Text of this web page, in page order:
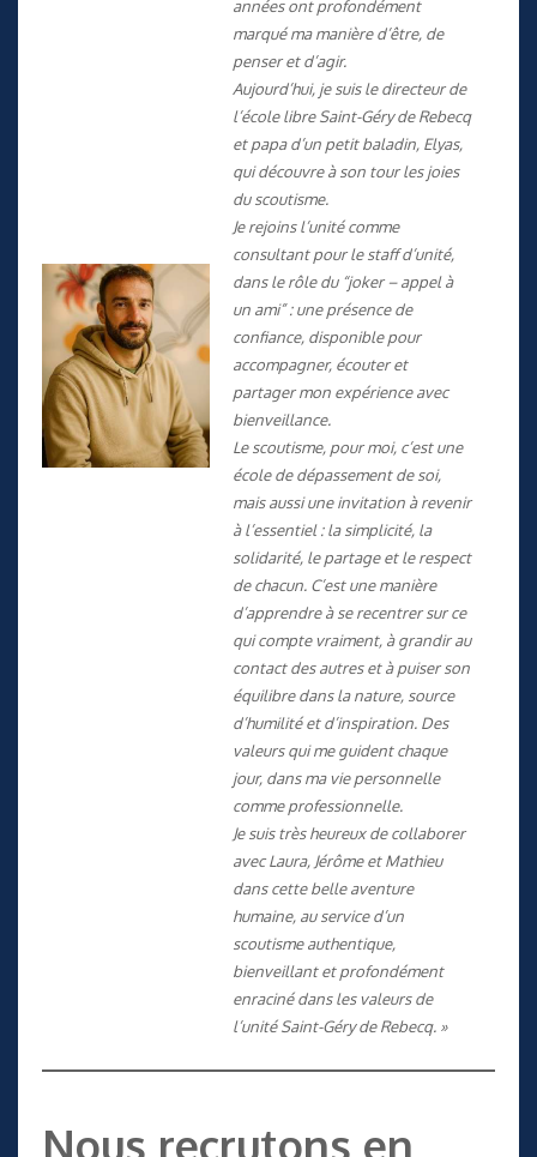
années ont profondément
marqué ma manière d’être, de
penser et d’agir.
Aujourd’hui, je suis le directeur de
l’école libre Saint-Géry de Rebecq
et papa d’un petit baladin, Elyas,
qui découvre à son tour les joies
du scoutisme.
Je rejoins l’unité comme
consultant pour le staff d’unité,
dans le rôle du “joker – appel à
un ami” : une présence de
confiance, disponible pour
accompagner, écouter et
partager mon expérience avec
bienveillance.
Le scoutisme, pour moi, c’est une
école de dépassement de soi,
mais aussi une invitation à revenir
à l’essentiel : la simplicité, la
solidarité, le partage et le respect
de chacun. C’est une manière
d’apprendre à se recentrer sur ce
qui compte vraiment, à grandir au
contact des autres et à puiser son
équilibre dans la nature, source
d’humilité et d’inspiration. Des
valeurs qui me guident chaque
jour, dans ma vie personnelle
comme professionnelle.
Je suis très heureux de collaborer
avec Laura, Jérôme et Mathieu
dans cette belle aventure
humaine, au service d’un
scoutisme authentique,
bienveillant et profondément
enraciné dans les valeurs de
l’unité Saint-Géry de Rebecq. »
Nous recrutons en